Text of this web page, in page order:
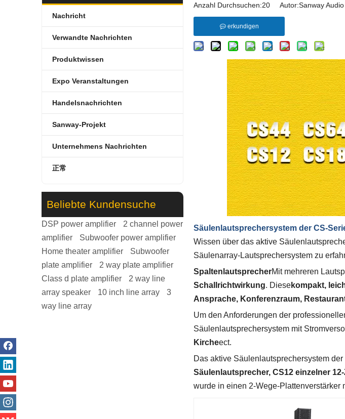
Nachricht
Verwandte Nachrichten
Produktwissen
Expo Veranstaltungen
Handelsnachrichten
Sanway-Projekt
Unternehmens Nachrichten
正常
Beliebte Kundensuche
DSP power amplifier
2 channel power
amplifier
Subwoofer power amplifier
Home theater amplifier
Subwoofer
plate amplifier
2 way plate amplifier
Class d plate amplifier
2 way line
array speaker
10 inch line array
3
way line array
Anzahl Durchsuchen:20 Autor:Sanway
erkundigen
Säulenlautsprechersystem der CS-
Wissen über das aktive
Säulenarray-Lautsprechersystem zu
SpaltenlautsprecherMit mehreren
Schallrichtwirkung. Diesekompakt,
Ansprache, Konferenzraum,
Um den Anforderungen der
Säulenlautsprechersystem mit
Kircheect.
Das aktive Säulenlautsprechersystem
Säulenlautsprecher, CS12 einzelner
wurde in einen 2-Wege-Plattenverstärker